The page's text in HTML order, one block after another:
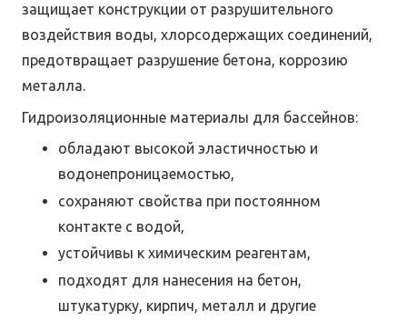
защищает конструкции от разрушительного
воздействия воды, хлорсодержащих соединений,
предотвращает разрушение бетона, коррозию
металла.
Гидроизоляционные материалы для бассейнов:
обладают высокой эластичностью и
водонепроницаемостью,
сохраняют свойства при постоянном
контакте с водой,
устойчивы к химическим реагентам,
подходят для нанесения на бетон,
штукатурку, кирпич, металл и другие